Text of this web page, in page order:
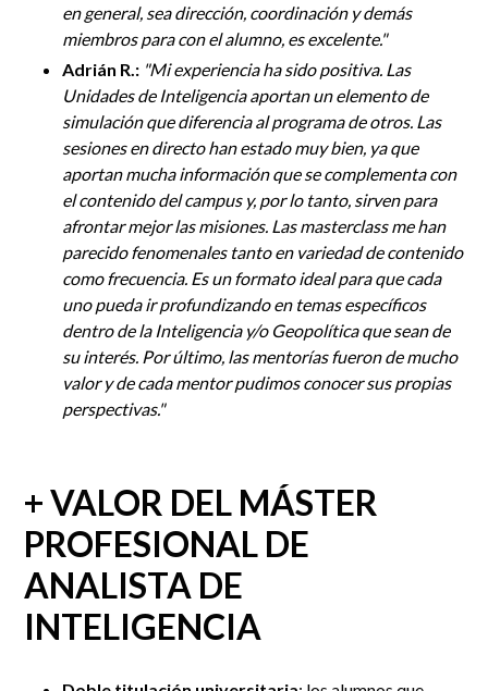
en general, sea dirección, coordinación y demás
miembros para con el alumno, es excelente."
Adrián R.: "Miexperiencia ha sido positiva. Las
Unidades de Inteligencia aportan un elemento de
simulación que diferencia al programa de otros. Las
sesiones en directo han estado muy bien, ya que
aportan mucha información que se complementa con
el contenido del campus y, por lo tanto, sirven para
afrontar mejor las misiones. Las masterclass me han
parecido fenomenales tanto en variedad de contenido
como frecuencia. Es un formato ideal para que cada
uno pueda ir profundizando en temas específicos
dentro de la Inteligencia y/o Geopolítica que sean de
su interés. Por último, las mentorías fueron de mucho
valor y de cada mentor pudimos conocer sus propias
perspectivas."
+ VALOR DEL MÁSTER
PROFESIONAL DE
ANALISTA DE
INTELIGENCIA